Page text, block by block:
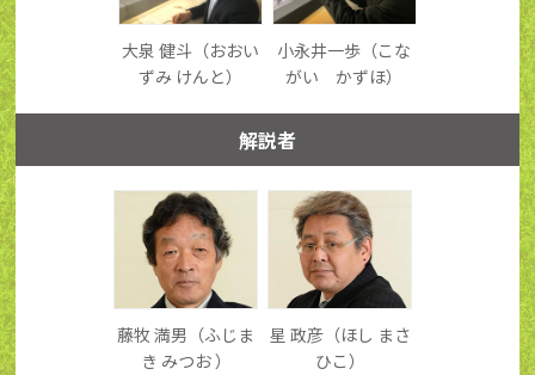
大泉 健斗（おおい
ずみ けんと）
小永井一歩（こな
がい かずほ）
解説者
藤牧 満男（ふじま
き みつお ）
星 政彦（ほし まさ
ひこ）